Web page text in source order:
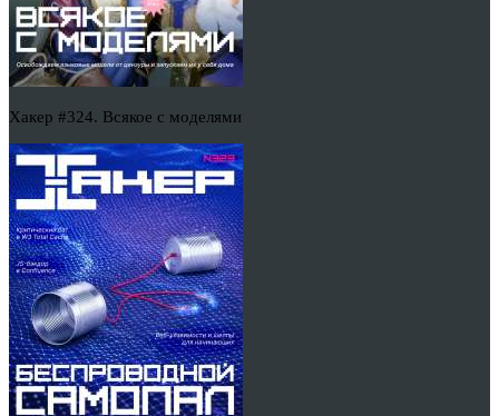
Хакер #324. Всякое с моделями